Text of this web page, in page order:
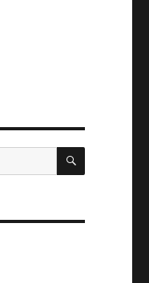
SUCHEN